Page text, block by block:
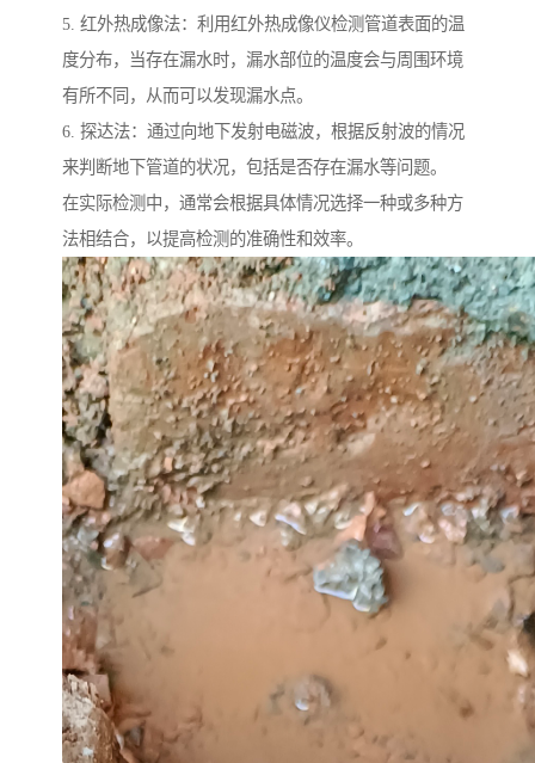
5. 红外热成像法：利用红外热成像仪检测管道表面的温
度分布，当存在漏水时，漏水部位的温度会与周围环境
有所不同，从而可以发现漏水点。
6. 探达法：通过向地下发射电磁波，根据反射波的情况
来判断地下管道的状况，包括是否存在漏水等问题。
在实际检测中，通常会根据具体情况选择一种或多种方
法相结合，以提高检测的准确性和效率。